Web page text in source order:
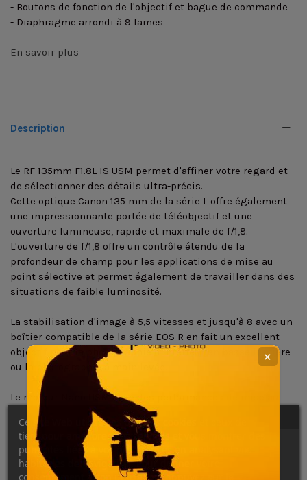
- Boutons de fonction de l'objectif et bague de commande
- Diaphragme arrondi à 9 lames
En savoir plus
Description
Le RF 135mm F1.8L IS USM permet d'affiner votre regard et
de sélectionner des détails ultra-précis.
Cette optique Canon 135 mm de la série L offre également
une impressionnante portée de téléobjectif et une
ouverture lumineuse, rapide et maximale de f/1,8.
L'ouverture de f/1,8 offre un contrôle étendu de la
profondeur de champ pour les applications de mise au
point sélective et permet également de travailler dans des
situations de faible luminosité.
La stabilisation d'image à 5,5 vitesses et jusqu'à 8 avec un
boîtier compatible de la série EOS R en fait un excellent
objectif pour la photographie d'intérieur en basse lumière
ou la photographie à main levée.
Le moteur Nano USM offre des performances de mise au
point automatique rapides, précises et presque
silencieuses au profit des applications photo et vidéo.
Trois éléments à dispersion ultra-faible contrôlent une
variété d'aberrations afin d'obtenir une netteté, une clarté
Ce site Web utilise ses propres cookies et ceux de
tiers pour améliorer nos services et vous montrer des
publicités liées à vos préférences en analysant vos
habitudes de navigation. Pour donner votre
consentement à son utilisation, appuyez sur le
✕